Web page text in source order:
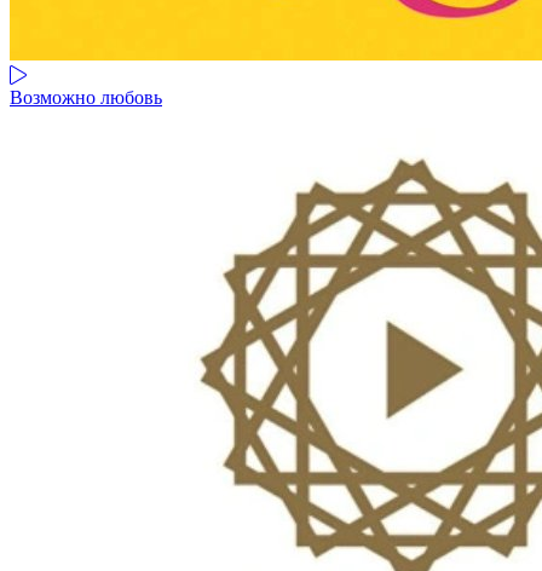
Возможно любовь